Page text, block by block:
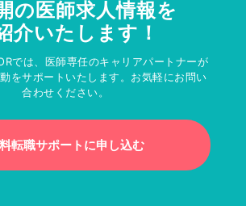
の医師求人情報を
介いたします！
では、医師専任のキャリアパートナーが
をサポートいたします。お気軽にお問い
合わせください。
転職サポートに申し込む